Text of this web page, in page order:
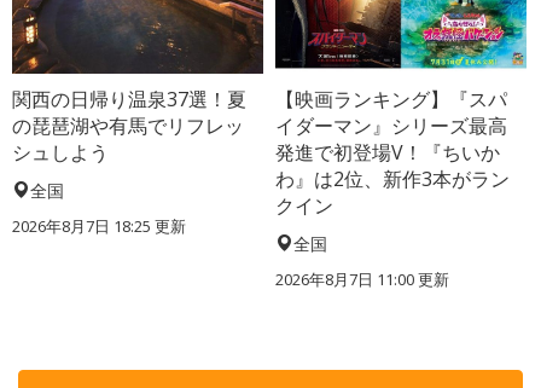
関西の日帰り温泉37選！夏
の琵琶湖や有馬でリフレッ
シュしよう
全国
2026年8月7日 18:25 更新
【映画ランキング】『スパ
イダーマン』シリーズ最高
発進で初登場V！『ちいか
わ』は2位、新作3本がラン
クイン
全国
2026年8月7日 11:00更新